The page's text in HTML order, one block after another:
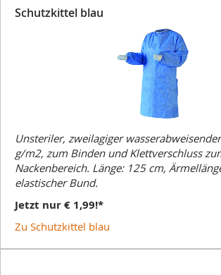
Schutzkittel blau
Unsteriler, zweilagiger
g/m2, zum Binden und Klettverschluss
Nackenbereich. Länge: 125 cm,
elastischer Bund.
Jetzt nur € 1,99!*
Zu Schutzkittel blau